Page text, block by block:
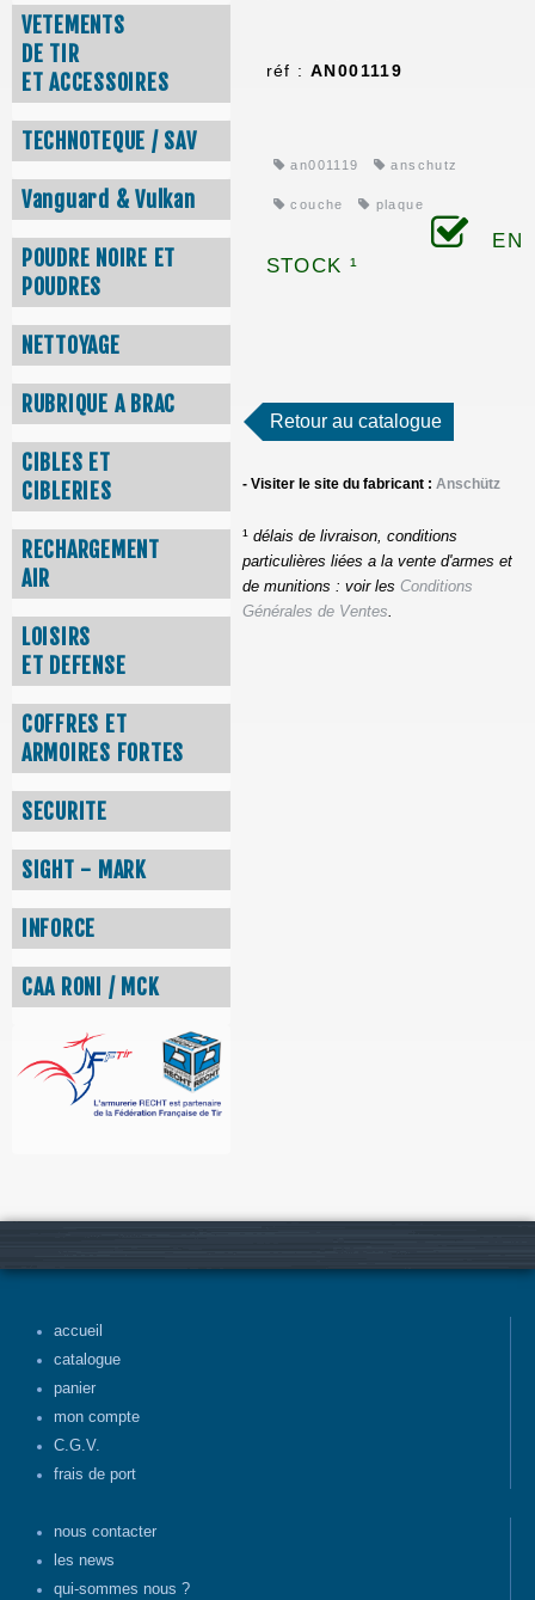
VETEMENTS
DE TIR
ET ACCESSOIRES
TECHNOTEQUE / SAV
Vanguard & Vulkan
POUDRE NOIRE ET
POUDRES
NETTOYAGE
RUBRIQUE A BRAC
CIBLES ET
CIBLERIES
RECHARGEMENT
AIR
LOISIRS
ET DEFENSE
COFFRES ET
ARMOIRES FORTES
SECURITE
SIGHT - MARK
INFORCE
CAA RONI / MCK
réf :AN001119
an001119 anschutz
couche plaque
EN
STOCK ¹
Retour au catalogue
- Visiter le site du fabricant : Anschütz
¹ délais de livraison, conditions
particulières liées a la vente d'armes et
de munitions : voir les Conditions
Générales de Ventes
accueil
catalogue
panier
mon compte
C.G.V.
frais de port
nous contacter
les news
qui-sommes nous ?